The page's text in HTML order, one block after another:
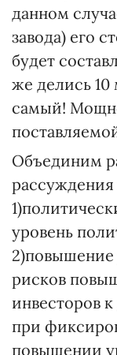
данном
завода) его
будет
же делись 10
самый!
Объединим
рассуждения
уровень
2)повышение
рисков
инвесторов
при
повышении